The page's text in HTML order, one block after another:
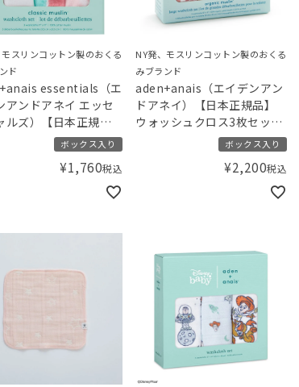
モスリンコットン製のおくる
ド
essentials（エ
アンドアネイ エッセ
ルズ）【日本正規
ォッシュクロス3枚セ
アイスクリーム
ボックス入り
¥1,760税込
NY発、モスリンコットン製のおくる
みブランド
aden+anais（エイデンアン
ドアネイ）【日本正規品】
ウォッシュクロス3枚セット
リボン オーガニックボックス入り
¥2,200税込